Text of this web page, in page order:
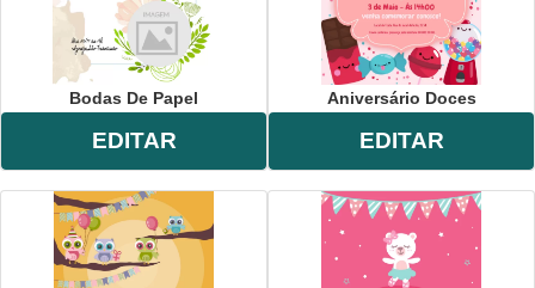
Bodas De Papel
EDITAR
Aniversário Doces
EDITAR